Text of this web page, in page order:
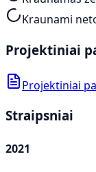
Kraunami
Projektiniai
Projektiniai
Straipsniai
2021